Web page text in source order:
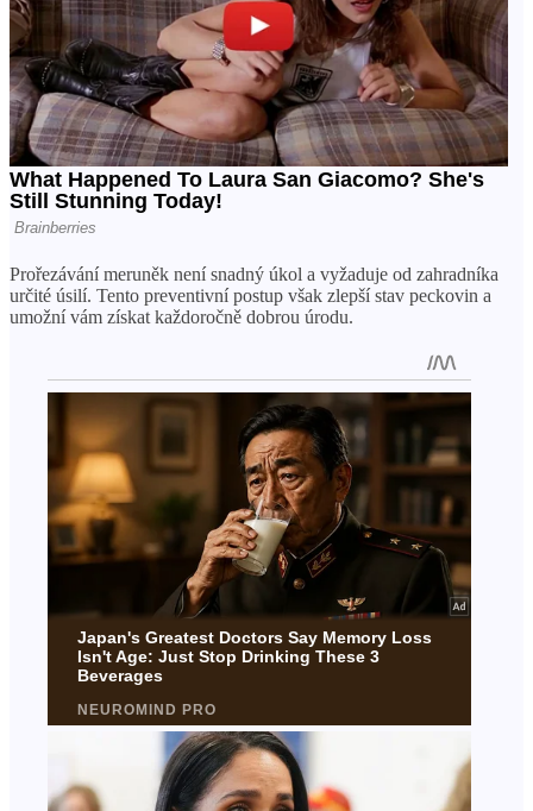
Prořezávání meruněk není snadný úkol a vyžaduje od zahradníka
určité úsilí. Tento preventivní postup však zlepší stav peckovin a
umožní vám získat každoročně dobrou úrodu.